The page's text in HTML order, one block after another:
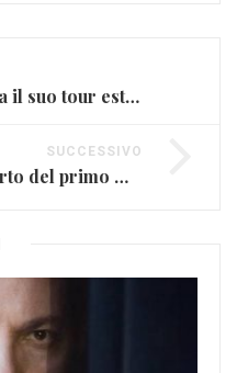
Mahmood annuncia il suo tour estivo
SUCCESSIVO
Chi suona al concerto del primo maggio